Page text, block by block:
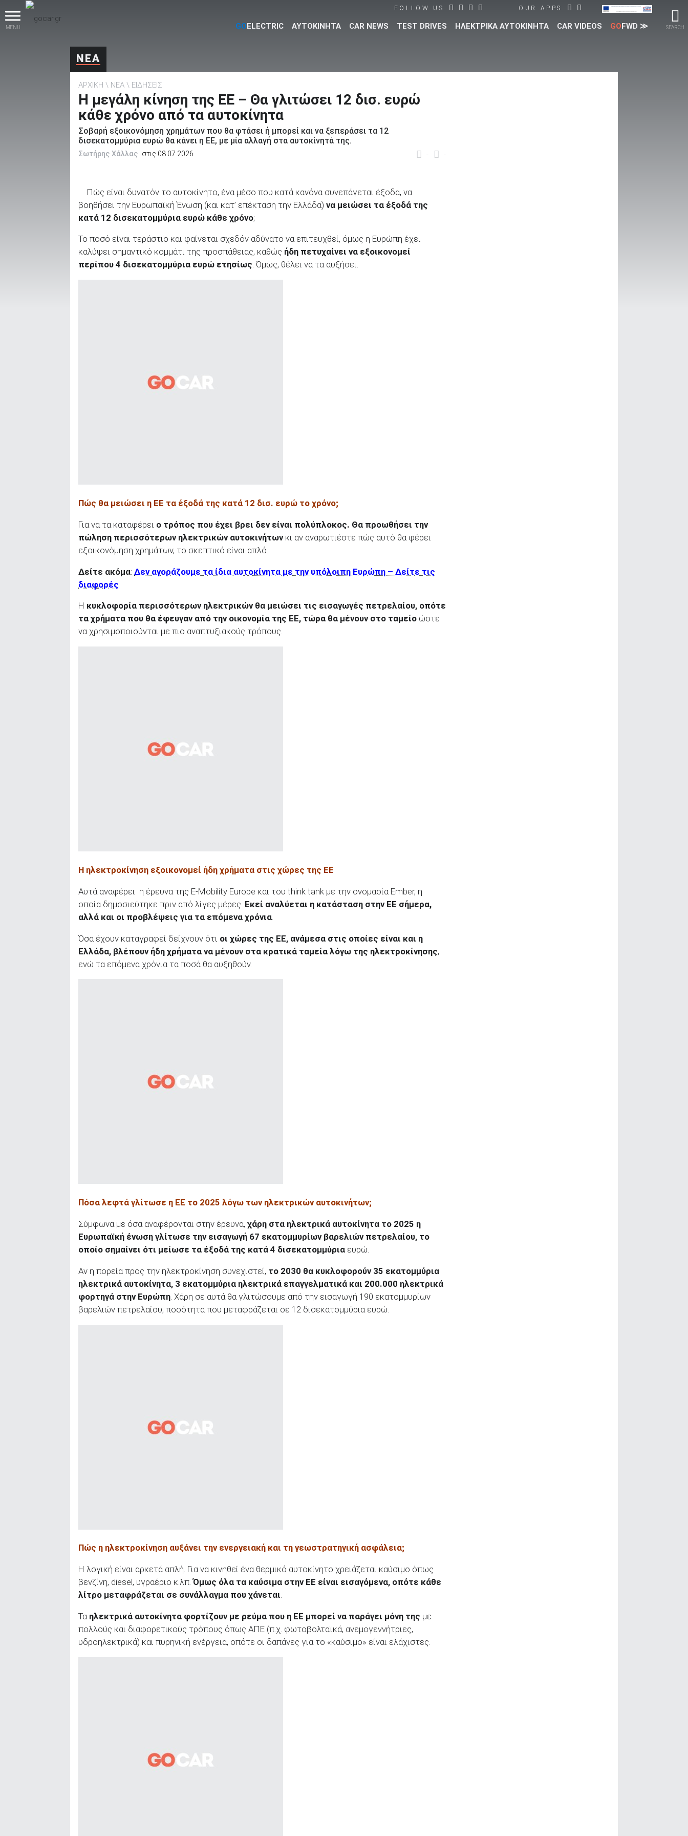
MENU SEARCH
FOLLOW US OUR APPS
GOELECTRIC ΑΥΤΟΚΙΝΗΤΑ CAR NEWS TEST DRIVES ΗΛΕΚΤΡΙΚΑ ΑΥΤΟΚΙΝΗΤΑ CAR VIDEOS GOFWD ≫
Βρες τα πάντα για το αυτοκίνητο!
βρες το!
ΑΝΑΖΗΤΗΣΗ
ΝΕΑ
ΑΡΧΙΚΗ ΝΕΑ ΕΙΔΗΣΕΙΣ
Η μεγάλη κίνηση της ΕΕ – Θα γλιτώσει 12 δισ. ευρώ
κάθε χρόνο από τα αυτοκίνητα
Σοβαρή εξοικονόμηση χρημάτων που θα φτάσει ή μπορεί και να ξεπεράσει τα 12
δισεκατομμύρια ευρώ θα κάνει η ΕΕ, με μία αλλαγή στα αυτοκίνητά της.
- -
Σωτήρης Χάλλας στις 08.07.2026
Πώς είναι δυνατόν το αυτοκίνητο, ένα μέσο που κατά κανόνα συνεπάγεται έξοδα, να
βοηθήσει την Ευρωπαϊκή Ένωση (και κατ’ επέκταση την Ελλάδα) να μειώσει τα έξοδά της
κατά 12 δισεκατομμύρια ευρώ κάθε χρόνο;
Το ποσό είναι τεράστιο και φαίνεται σχεδόν αδύνατο να επιτευχθεί, όμως η Ευρώπη έχει
καλύψει σημαντικό κομμάτι της προσπάθειας, καθώς ήδη πετυχαίνει να εξοικονομεί
περίπου 4 δισεκατομμύρια ευρώ ετησίως. Όμως, θέλει να τα αυξήσει.
Πώς θα μειώσει η ΕΕ τα έξοδά της κατά 12 δισ. ευρώ το χρόνο;
Για να τα καταφέρει ο τρόπος που έχει βρει δεν είναι πολύπλοκος. Θα προωθήσει την
πώληση περισσότερων ηλεκτρικών αυτοκινήτωνκι αν αναρωτιέστε πώς αυτό θα φέρει
εξοικονόμηση χρημάτων, το σκεπτικό είναι απλό.
Δείτε ακόμα: Δεν αγοράζουμε τα ίδια αυτοκίνητα με την υπόλοιπη Ευρώπη – Δείτε τις
διαφορές
Η κυκλοφορία περισσότερων ηλεκτρικών θα μειώσει τις εισαγωγές πετρελαίου, οπότε
τα χρήματα που θα έφευγαν από την οικονομία της ΕΕ, τώρα θα μένουν στο ταμείο ώστε
να χρησιμοποιούνται με πιο αναπτυξιακούς τρόπους.
Η ηλεκτροκίνηση εξοικονομεί ήδη χρήματα στις χώρες της ΕΕ
Αυτά αναφέρει η έρευνα της E-Mobility Europe και του think tank με την ονομασία Ember, η
οποία δημοσιεύτηκε πριν από λίγες μέρες. Εκεί αναλύεται η κατάσταση στην ΕΕ σήμερα,
αλλά και οι προβλέψεις για τα επόμενα χρόνια
Όσα έχουν καταγραφεί δείχνουν ότι οι χώρες της ΕΕ, ανάμεσα στις οποίες είναι και η
Ελλάδα, βλέπουν ήδη χρήματα να μένουν στα κρατικά ταμεία λόγω της ηλεκτροκίνησης,
ενώ τα επόμενα χρόνια τα ποσά θα αυξηθούν.
Πόσα λεφτά γλίτωσε η ΕΕ το 2025 λόγω των ηλεκτρικών αυτοκινήτων;
Σύμφωνα με όσα αναφέρονται στην έρευνα, χάρη στα ηλεκτρικά αυτοκίνητα το 2025 η
Ευρωπαϊκή ένωση γλίτωσε την εισαγωγή 67 εκατομμυρίων βαρελιών πετρελαίου, το
οποίο σημαίνει ότι μείωσε τα έξοδά της κατά 4 δισεκατομμύρια ευρώ.
Αν η πορεία προς την ηλεκτροκίνηση συνεχιστεί, το 2030 θα κυκλοφορούν 35 εκατομμύρια
ηλεκτρικά αυτοκίνητα, 3 εκατομμύρια ηλεκτρικά επαγγελματικά και 200.000 ηλεκτρικά
φορτηγά στην Ευρώπη . Χάρη σε αυτά θα γλιτώσουμε από την εισαγωγή 190 εκατομμυρίων
βαρελιών πετρελαίου, ποσότητα που μεταφράζεται σε 12 δισεκατομμύρια ευρώ.
Πώς η ηλεκτροκίνηση αυξάνει την ενεργειακή και τη γεωστρατηγική ασφάλεια;
Η λογική είναι αρκετά απλή. Για να κινηθεί ένα θερμικό αυτοκίνητο χρειάζεται καύσιμο όπως
βενζίνη, diesel, υγραέριο κ.λπ.Όμως όλα τα καύσιμα στην ΕΕ είναι εισαγόμενα, οπότε κάθε
λίτρο μεταφράζεται σε συνάλλαγμα που χάνεται.
Τα ηλεκτρικά αυτοκίνητα φορτίζουν με ρεύμα που η ΕΕ μπορεί να παράγει μόνη της με
πολλούς και διαφορετικούς τρόπους όπως ΑΠΕ (π.χ. φωτοβολταϊκά, ανεμογεννήτριες,
υδροηλεκτρικά) και πυρηνική ενέργεια, οπότε οι δαπάνες για το «καύσιμο» είναι ελάχιστες.